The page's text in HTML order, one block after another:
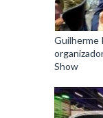
Guilherme
Show